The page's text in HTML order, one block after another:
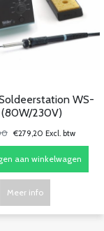
WS-
(80W/230V)
€279,20 Excl. btw
aan winkelwagen
Meer info